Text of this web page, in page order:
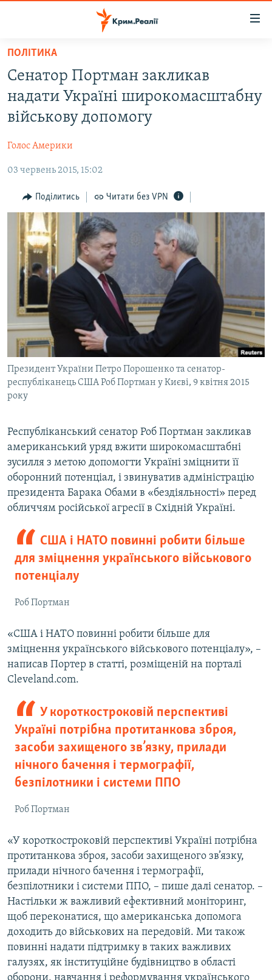
Перейти
основного
матеріалу
Перейти
до
основної
Перейти
пошуку
ВОДА.КРИМ
ВІДЕО ТА ФОТО
БЛОГИ
ПОГЛЯД
ІНТЕРВ'Ю
ВСЕ ЗА ДЕНЬ
СПЕЦПРОЕКТИ
ДЕПОРТАЦІЯ
ВІДЕОУРОКИ «ELIFBE»
СВІДЧЕННЯ ОКУПАЦІЇ
УКРАЇНСЬКА ПРОБЛЕМА КРИМУ
ІНФОГРАФІКА
ЯК ОБІЙТИ БЛОКУВАННЯ
Русский
Qırımtatar
ДОЛУЧАЙСЯ!
ПОЛІТИКА
Сенатор Портман закликав
надати Україні широкомасштабну
військову допомогу
Голос Америки
03 червень 2015, 15:02
Поділитись Читати без VPN
Президент України Петро Порошенко та сенатор-
республіканець США Роб Портман у Києві, 9 квітня 2015
року
Республіканський сенатор Роб Портман закликав
американський уряд вжити широкомасштабні
зусилля з метою допомогти Україні зміцнити її
оборонний потенціал, і звинуватив адміністрацію
президента Барака Обами в «бездіяльності» перед
обличчям російської агресії в Східній Україні.
США і НАТО повинні робити більше
для зміцнення українського військового
потенціалу
Роб Портман
«США і НАТО повинні робити більше для
зміцнення українського військового потенціалу», –
написав Портер в статті, розміщеній на порталі
Cleveland.com.
У короткостроковій перспективі
Україні потрібна протитанкова зброя,
засоби захищеного зв’язку, прилади
нічного бачення і термографії,
безпілотники і системи ППО
Роб Портман
«У короткостроковій перспективі Україні потрібна
протитанкова зброя, засоби захищеного зв’язку,
прилади нічного бачення і термографії,
безпілотники і системи ППО, – пише далі сенатор. –
Настільки ж важливий ефективний моніторинг,
щоб переконатися, що американська допомога
доходить до військових на передовій. Ми також
повинні надати підтримку в таких важливих
галузях, як інституційне будівництво в області